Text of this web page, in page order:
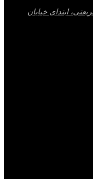
ابتدای خیابان